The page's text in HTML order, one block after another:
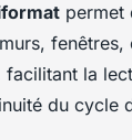
permet
fenêtres,
facilitant la
du cycle